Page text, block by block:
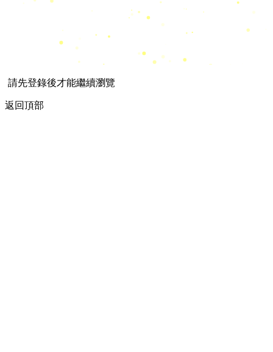
請先登錄後才能繼續瀏覽
返回頂部